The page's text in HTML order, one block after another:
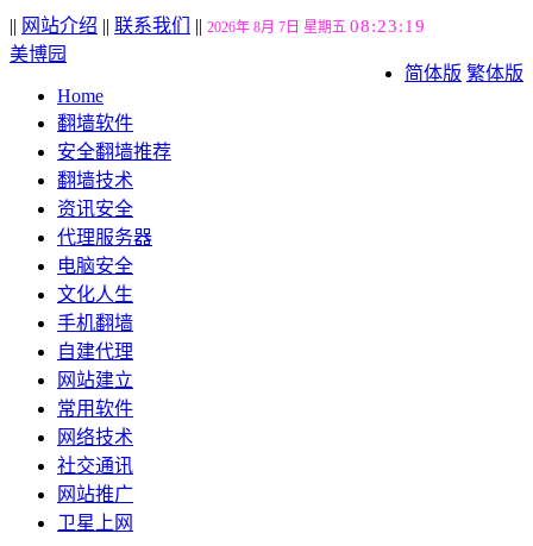
|| 网站介绍 || 联系我们 || 2026年 8月 7日 星期五 08:23:20
简体版 繁体版
美博园
Home
翻墙软件
安全翻墙推荐
翻墙技术
资讯安全
代理服务器
电脑安全
文化人生
手机翻墙
自建代理
网站建立
常用软件
网络技术
社交通讯
网站推广
卫星上网